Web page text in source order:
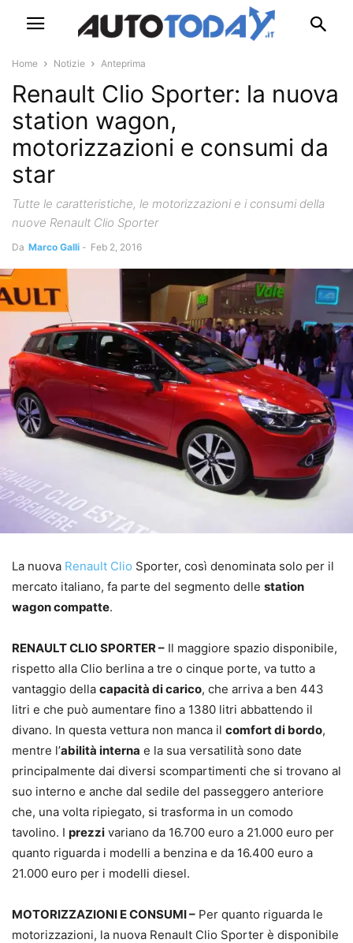
Home Notizie Anteprima
Renault Clio Sporter: la nuova
station wagon,
motorizzazioni e consumi da
star
Tutte le caratteristiche, le motorizzazioni e i consumi della
nuove Renault Clio Sporter
Da Marco Galli - Feb 2, 2016
La nuova Renault Clio Sporter, così denominata solo per il
mercato italiano, fa parte del segmento delle station
wagon compatte.
RENAULT CLIO SPORTER – Il maggiore spazio disponibile,
rispetto alla Clio berlina a tre o cinque porte, va tutto a
vantaggio della capacità di carico, che arriva a ben 443
litri e che può aumentare fino a 1380 litri abbattendo il
divano. In questa vettura non manca il comfort di bordo,
mentre l’abilità interna e la sua versatilità sono date
principalmente dai diversi scompartimenti che si trovano al
suo interno e anche dal sedile del passeggero anteriore
che, una volta ripiegato, si trasforma in un comodo
tavolino. I prezzi variano da 16.700 euro a 21.000 euro per
quanto riguarda i modelli a benzina e da 16.400 euro a
21.000 euro per i modelli diesel.
MOTORIZZAZIONI E CONSUMI – Per quanto riguarda le
motorizzazioni, la nuova Renault Clio Sporter è disponibile